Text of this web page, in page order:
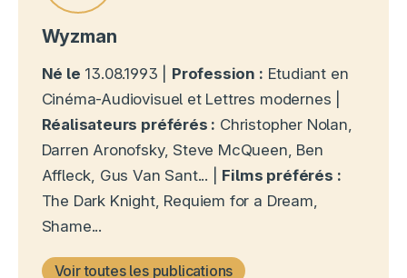
Wyzman
Né le 13.08.1993 | Profession : Etudiant en
Cinéma-Audiovisuel et Lettres modernes |
Réalisateurs préférés : Christopher Nolan,
Darren Aronofsky, Steve McQueen, Ben
Affleck, Gus Van Sant... | Films préférés :
The Dark Knight, Requiem for a Dream,
Shame...
Voir toutes les publications